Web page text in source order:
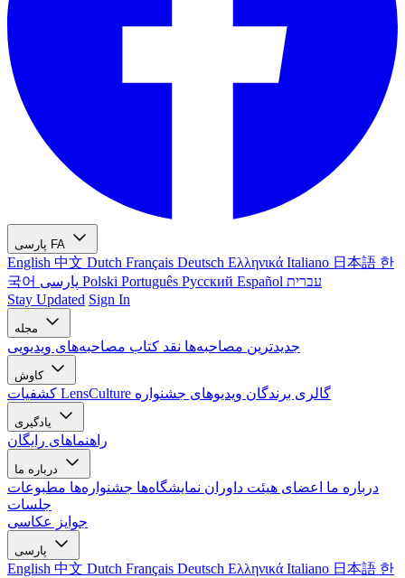
پارسی FA
English 中文 Dutch Français Deutsch Ελληνικά Italiano 日本語 한
국어
Polski Português Русский Español עברית
Stay Updated Sign In
مجله
جدیدترین مصاحبه‌ها نقد کتاب مصاحبه‌های ویدیویی
کاوش
کشفیات LensCulture گالری برندگان ویدیوهای جشنواره
یادگیری
راهنماهای رایگان
درباره ما
درباره ما اعضای هیئت داوران نمایشگاه‌ها جشنواره‌ها مطبوعات
جلسات
جوایز عکاسی
English 中文 Dutch Français Deutsch Ελληνικά Italiano 日本語 한